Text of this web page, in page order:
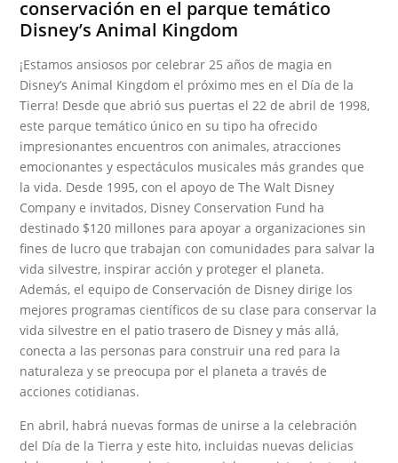
conservación en el parque temático
Disney’s Animal Kingdom
¡Estamos ansiosos por celebrar 25 años de magia en
Disney’s Animal Kingdom el próximo mes en el Día de la
Tierra! Desde que abrió sus puertas el 22 de abril de 1998,
este parque temático único en su tipo ha ofrecido
impresionantes encuentros con animales, atracciones
emocionantes y espectáculos musicales más grandes que
la vida. Desde 1995, con el apoyo de The Walt Disney
Company e invitados, Disney Conservation Fund ha
destinado $120 millones para apoyar a organizaciones sin
fines de lucro que trabajan con comunidades para salvar la
vida silvestre, inspirar acción y proteger el planeta.
Además, el equipo de Conservación de Disney dirige los
mejores programas científicos de su clase para conservar la
vida silvestre en el patio trasero de Disney y más allá,
conecta a las personas para construir una red para la
naturaleza y se preocupa por el planeta a través de
acciones cotidianas.
En abril, habrá nuevas formas de unirse a la celebración
del Día de la Tierra y este hito, incluidas nuevas delicias